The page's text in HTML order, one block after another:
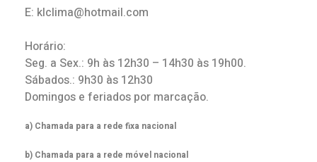
E: klclima@hotmail.com
Horário:
Seg. a Sex.: 9h às 12h30 – 14h30 às 19h00.
Sábados.: 9h30 às 12h30
Domingos e feriados por marcação.
a) Chamada para a rede fixa nacional
b) Chamada para a rede móvel nacional